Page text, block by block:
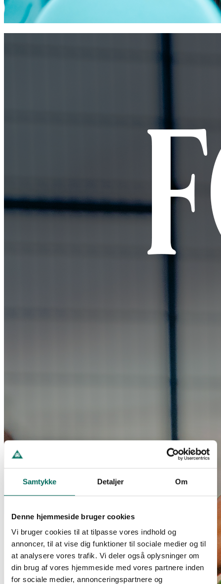
Samtykke Detaljer Om
Denne hjemmeside bruger cookies
Vi bruger cookies til at tilpasse vores indhold og
annoncer, til at vise dig funktioner til sociale medier og til
at analysere vores trafik. Vi deler også oplysninger om
din brug af vores hjemmeside med vores partnere inden
for sociale medier, annonceringspartnere og